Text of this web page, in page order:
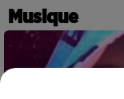
Musique